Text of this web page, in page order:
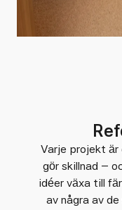
Varje projekt är
gör skillnad –
idéer växa till
av några av